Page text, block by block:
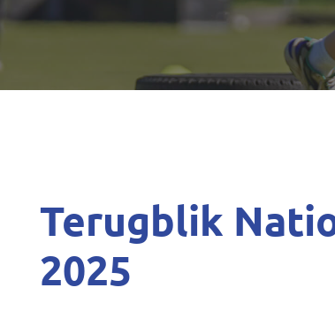
Terugblik
2025